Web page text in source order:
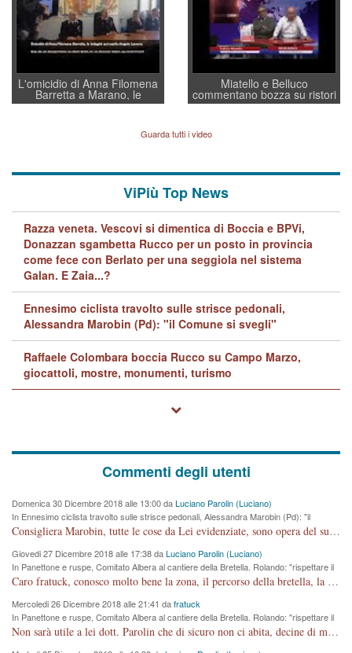
L'omicidio di Anna Filomena
Barretta a Marano, le
indagini dei carabinieri di
Lavarra: più avvincenti di
quelle di... Barbara D'Urso
Miatello e Belluco
commentano bozza su ristori
BPVi e Veneto Banca
Guarda tutti i video
ViPiù Top News
Razza veneta. Vescovi si dimentica di Boccia e BPVi,
Donazzan sgambetta Rucco per un posto in provincia
come fece con Berlato per una seggiola nel sistema
Galan. E Zaia...?
Ennesimo ciclista travolto sulle strisce pedonali,
Alessandra Marobin (Pd): "il Comune si svegli"
Raffaele Colombara boccia Rucco su Campo Marzo,
giocattoli, mostre, monumenti, turismo
Commenti degli utenti
Domenica 30 Dicembre 2018 alle 13:00 daLuciano Parolin (Luciano)
In Ennesimo ciclista travolto sulle strisce pedonali, Alessandra Marobin (Pd): "il
Comune si svegli"
Consigliera Marobin, tutte le cose da Lei evidenziate, sono opera del suo ex Assessore e compagno di Partito Antonio Marco Dalla Pozza Assessore alla "progettazione" di piste ciclabili e altre porcherie. A lui manderei il conto da saldare per incidenti e danni alle persone. E' ora che "finiamola." Avete perso rassegnatevi. qui IL SINDACO RUCCO NON C'ENTRA PER NIENTE. CAPITO!!!!!!!! Amen.
Giovedi 27 Dicembre 2018 alle 17:38 daLuciano Parolin (Luciano)
In Panettone e ruspe, Comitato Albera al cantiere della Bretella. Rolando: "rispettare il
cronoprogramma"
Caro fratuck, conosco molto bene la zona, il percorso della bretella, la situazione dei cittadini, abito in Viale Trento. A partire dal 2003 ho partecipato al Comitato di Maddalene pro bretella, e a riunioni propositive per apportare modifiche al progetto. Numerose mie foto del territorio sono arrivate a Roma, altri miei interventi (non graditi dalla Sx) sono stati pubblicati dal GdV, assieme ad altri come Ciro Asproso, ora favorevole alla bretella. Ho partecipato alla raccolta firme per la chiusura della strada x 5 giorni eseguita dal Sindaco Hullwech per sforamento 180 Micro/g. Pertanto come impegno per la tematica sono apposto con la coscienza. Ora il Progetto è partito, fine! Voglio dire che la nuova Giunta "comunale" non c'entra più. L'opera sarà "malauguratamente" eseguita, ma non con il mio placet. Il Consigliere Comunale dovrebbe capire che la campagna elettorale è finita, con buona pace di tutti. Quello che invece dovrebbe interessare è la proprietà della strada, dall'uscita autostradale Ovest, sino alla Rotatoria dell'Albara, vi sono tre possessori: Autostrade SpA; La Provincia, il Comune. Come la mettiamo per il futuro ? I costi, da 50 sono saliti a 100 milioni di € come dire 20 milioni a KM (!) da non credere. Comunque si farà. Ma nessuno canti Vittoria, anzi meglio non farne un ulteriore fatto "partitico" per questioni elettorali o di seggio. Se mi manda la sua mail, sono disponibile ad inviare i documenti e le foto sopra descritte. Con ossequi, Luciano Parolin
Mercoledi 26 Dicembre 2018 alle 21:41 dafratuck
In Panettone e ruspe, Comitato Albera al cantiere della Bretella. Rolando: "rispettare il
cronoprogramma"
Non sarà utile a lei dott. Parolin che di sicuro non ci abita, decine di migliaia di TIR, automobili e padroncini che passano quotidianamente per una strada appena rotabile, non è più possibile stendere i panni, attraversare la strada senza rischiare la morte, le case stanno crepando, i tempi sono cambiati e la bretella non passerà assolutamente per maddalene (ma cosa sta a dire?!), dia invece responsabilità a chi ha costruito tagliando la strada che doveva invece terminare a isola vicentina e non al moracchino lasciando Motta di Costabissara ancora in panne di traffico. I tempi sono cambiati dottore e se l'anagrafe della vita stagna nell'essere umano impressioni conservatrici, la società non le considera perchè va avanti, si industrializza e ha bisogno di infrastrutture e di sviluppo. Ultima considerazione, se è geloso di Rolando perchè vede in lui solo campagne politiche mentre si difendono i SOLI diritti dei cittadini, la preghiamo faccia considerazioni più appropriate. Saluti e complimenti per i suoi scritti.